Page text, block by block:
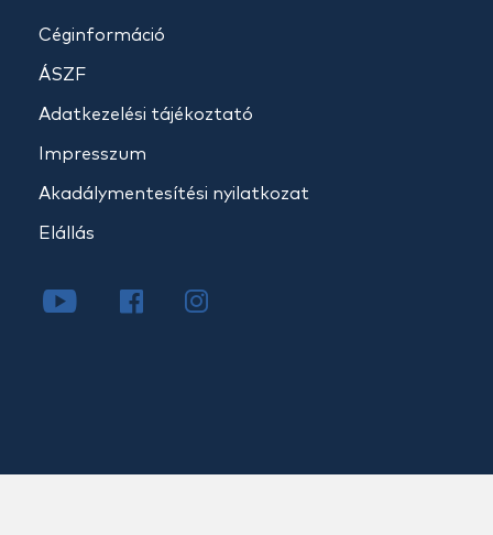
Céginformáció
ÁSZF
Adatkezelési tájékoztató
Impresszum
Akadálymentesítési nyilatkozat
Elállás